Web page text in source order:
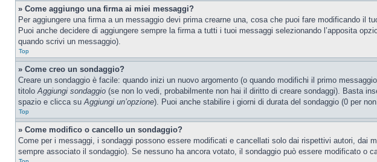
» Come aggiungo una firma ai miei messaggi?
Per aggiungere una firma a un messaggio devi prima crearne una, cosa che puoi fare modificando il
Puoi anche decidere di aggiungere sempre la firma a tutti i tuoi messaggi selezionando l’apposita
quando scrivi un messaggio).
Top
» Come creo un sondaggio?
Creare un sondaggio è facile: quando inizi un nuovo argomento (o quando modifichi il primo
titoloAggiungi sondaggio (se non lo vedi, probabilmente non hai il diritto di creare sondaggi). Basta
spazio e clicca suAggiungi un’opzione). Puoi anche stabilire i giorni di durata del sondaggio (0 per
Top
» Come modifico o cancello un sondaggio?
Come per i messaggi, i sondaggi possono essere modificati e cancellati solo dai rispettivi autori, dai
sempre associato il sondaggio). Se nessuno ha ancora votato, il sondaggio può essere modificato o